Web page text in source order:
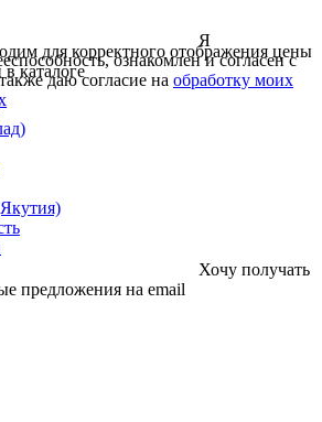
Я
ознакомлен и согласен с
даю согласие на обработку моих
Хочу получать
предложения на email
для корректного отображения цены
каталоге